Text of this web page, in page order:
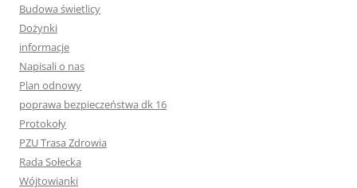
Budowa świetlicy
Dożynki
informacje
Napisali o nas
Plan odnowy
poprawa bezpieczeństwa dk 16
Protokoły
PZU Trasa Zdrowia
Rada Sołecka
Wójtowianki